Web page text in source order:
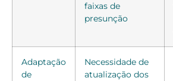
faixas de
presunção
Adaptação
de
Necessidade de
atualização dos